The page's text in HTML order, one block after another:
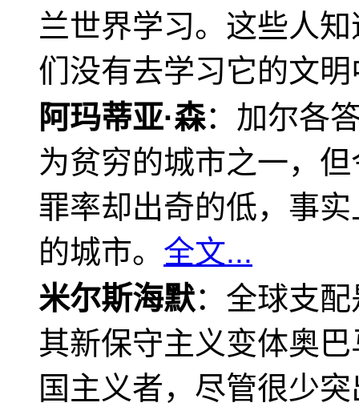
兰世界学习。这些人
们没有去学习它的文
阿玛蒂亚·森：加尔各
为贫穷的城市之一，
罪率却出奇的低，事
的城市。 全文...
米尔斯海默：全球支
其新保守主义变体奥
国主义者，尽管很少